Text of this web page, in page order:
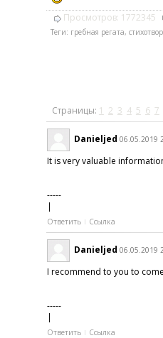
Просмотров: 1772345
Теги: гребная регата,
Страницы: 1 2 3 4 5 6 7
Danieljed 06.05.2019
It is very valuable
-----
|
Ответить Ссылка
Danieljed 06.05.2019
I recommend to you to
-----
|
Ответить Ссылка